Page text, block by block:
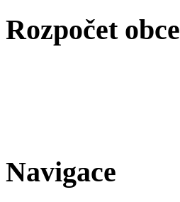
Rozpočet obce
Navigace